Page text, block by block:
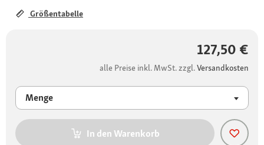
Größentabelle
127,50 €
alle Preise inkl. MwSt. zzgl.Versandkosten
Menge
In den Warenkorb